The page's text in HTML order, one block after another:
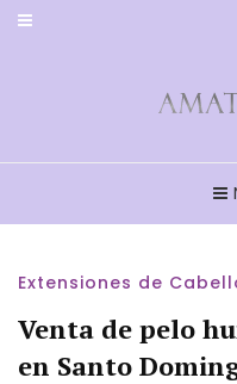
Extensiones de
Venta de pelo
en Santo